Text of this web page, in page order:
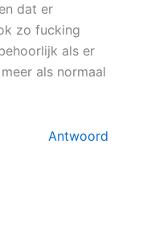
dat er
zo fucking
als er
als normaal
Antwoord